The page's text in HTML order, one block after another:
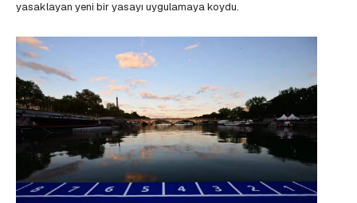
yasaklayan yeni bir yasayı uygulamaya koydu.